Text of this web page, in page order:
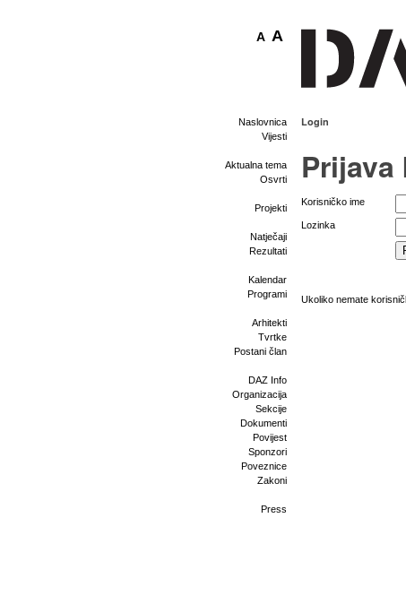
A A
Naslovnica
Vijesti
Aktualna tema
Osvrti
Projekti
Natječaji
Rezultati
Kalendar
Programi
Arhitekti
Tvrtke
Postani član
DAZ Info
Organizacija
Sekcije
Dokumenti
Povijest
Sponzori
Poveznice
Zakoni
Press
Login
Korisničko ime
Lozinka
Ukoliko nemate